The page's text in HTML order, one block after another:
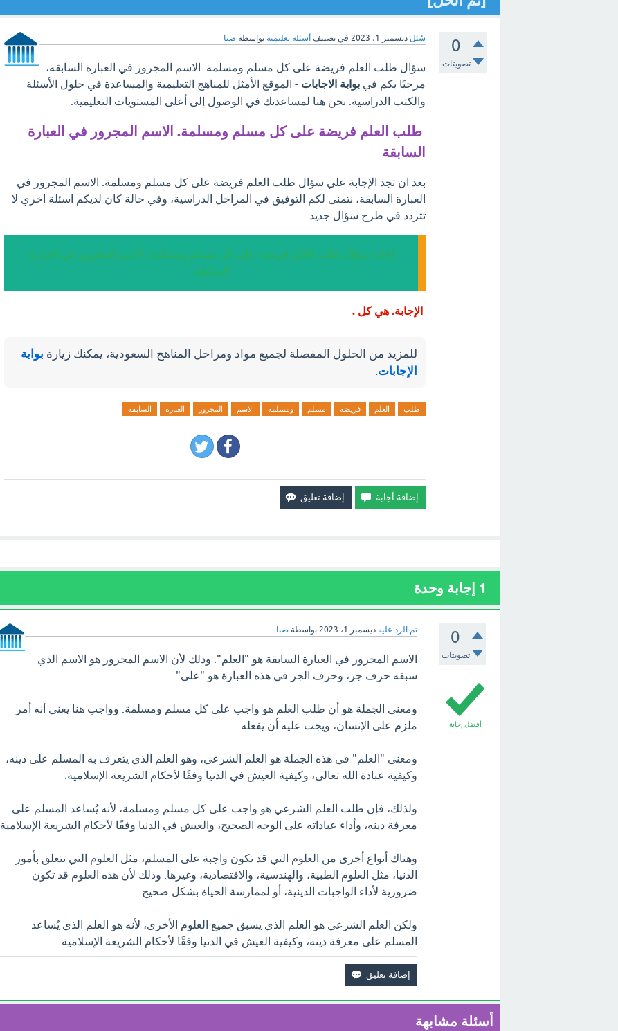
0
تصويتات
سُئل ديسمبر 1، 2023 في تصنيف أسئلة تعليمية بواسطة صبا
سؤال طلب العلم فريضة على كل مسلم ومسلمة. الاسم المجرور في العبارة السابقة،
مرحبًا بكم في بوابة الاجابات - الموقع الأمثل للمناهج التعليمية والمساعدة في حلول الأسئلة
والكتب الدراسية. نحن هنا لمساعدتك في الوصول إلى أعلى المستويات التعليمية.
طلب العلم فريضة على كل مسلم ومسلمة. الاسم المجرور في العبارة
السابقة
بعد ان تجد الإجابة علي سؤال طلب العلم فريضة على كل مسلم ومسلمة. الاسم المجرور في
العبارة السابقة، نتمنى لكم التوفيق في المراحل الدراسية، وفي حالة كان لديكم اسئلة اخري لا
تتردد في طرح سؤال جديد.
إجابة سؤال طلب العلم فريضة على كل مسلم ومسلمة. الاسم المجرور في العبارة
السابقة
الإجابة. هي كل .
للمزيد من الحلول المفصلة لجميع مواد ومراحل المناهج السعودية، يمكنك زيارة بوابة
الإجابات.
طلب العلم فريضة مسلم ومسلمة الاسم المجرور العبارة السابقة
1 إجابة وحدة
0
تصويتات
تم الرد عليه ديسمبر 1، 2023 بواسطة صبا
أفضل إجابة
الاسم المجرور في العبارة السابقة هو "العلم". وذلك لأن الاسم المجرور هو الاسم الذي
سبقه حرف جر، وحرف الجر في هذه العبارة هو "على".
ومعنى الجملة هو أن طلب العلم هو واجب على كل مسلم ومسلمة. وواجب هنا يعني أنه أمر
ملزم على الإنسان، ويجب عليه أن يفعله.
ومعنى "العلم" في هذه الجملة هو العلم الشرعي، وهو العلم الذي يتعرف به المسلم على دينه،
وكيفية عبادة الله تعالى، وكيفية العيش في الدنيا وفقًا لأحكام الشريعة الإسلامية.
ولذلك، فإن طلب العلم الشرعي هو واجب على كل مسلم ومسلمة، لأنه يُساعد المسلم على
معرفة دينه، وأداء عباداته على الوجه الصحيح، والعيش في الدنيا وفقًا لأحكام الشريعة الإسلامية.
وهناك أنواع أخرى من العلوم التي قد تكون واجبة على المسلم، مثل العلوم التي تتعلق بأمور
الدنيا، مثل العلوم الطبية، والهندسية، والاقتصادية، وغيرها. وذلك لأن هذه العلوم قد تكون
ضرورية لأداء الواجبات الدينية، أو لممارسة الحياة بشكل صحيح.
ولكن العلم الشرعي هو العلم الذي يسبق جميع العلوم الأخرى، لأنه هو العلم الذي يُساعد
المسلم على معرفة دينه، وكيفية العيش في الدنيا وفقًا لأحكام الشريعة الإسلامية.
أسئلة مشابهة